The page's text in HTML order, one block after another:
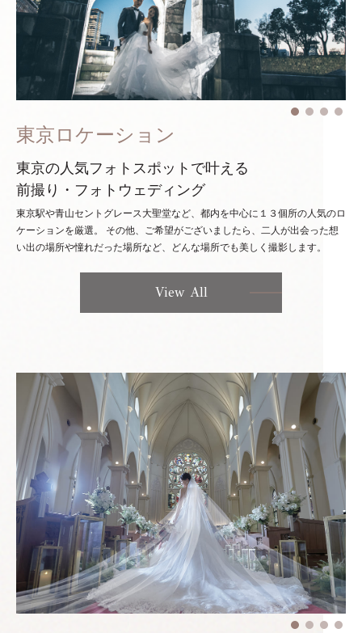
東京ロケーション
東京の人気フォトスポットで叶える
前撮り・フォトウェディング
東京駅や青山セントグレース大聖堂など、都内を中心に１３個所の人気のロ
ケーションを厳選。 その他、ご希望がございましたら、二人が出会った想
い出の場所や憧れだった場所など、どんな場所でも美しく撮影します。
View All